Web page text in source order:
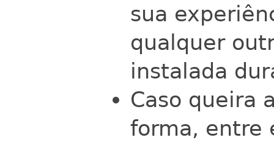
sua
qualquer
instalada
Caso queira
forma, entre